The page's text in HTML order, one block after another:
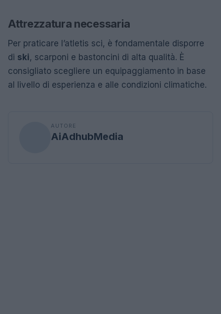
Attrezzatura necessaria
Per praticare l’atletis sci, è fondamentale disporre
di ski, scarponi e bastoncini di alta qualità. È
consigliato scegliere un equipaggiamento in base
al livello di esperienza e alle condizioni climatiche.
AUTORE
AiAdhubMedia